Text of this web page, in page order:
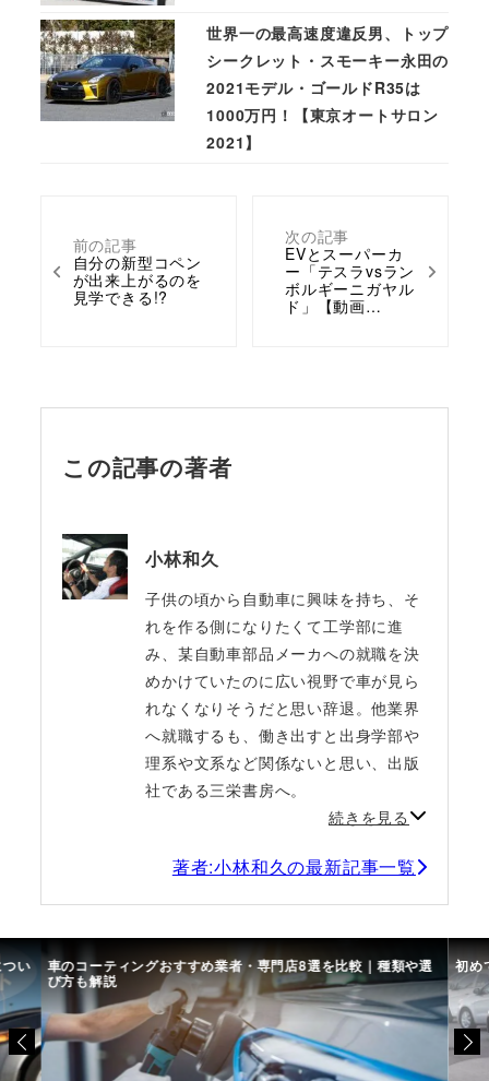
前の記事
自分の新型コペン
が出来上がるのを
見学できる!?
次の記事
EVとスーパーカ
ー「テスラvsラン
ボルギーニガヤル
ド」【動画…
世界一の最高速度違反男、トップ
シークレット・スモーキー永田の
2021モデル・ゴールドR35は
1000万円！【東京オートサロン
2021】
この記事の著者
小林和久
子供の頃から自動車に興味を持ち、そ
れを作る側になりたくて工学部に進
み、某自動車部品メーカへの就職を決
めかけていたのに広い視野で車が見ら
れなくなりそうだと思い辞退。他業界
へ就職するも、働き出すと出身学部や
理系や文系など関係ないと思い、出版
社である三栄書房へ。
続きを見る
著者:小林和久の最新記事一覧
い 車のコーティングおすすめ業者・専門店8選を比較｜種類や選
び方も解説
初め